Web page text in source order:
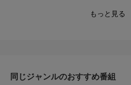
もっと見る
同じジャンルのおすすめ番組